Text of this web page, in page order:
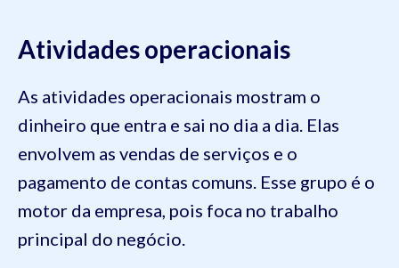
Atividades operacionais
As atividades operacionais mostram o
dinheiro que entra e sai no dia a dia. Elas
envolvem as vendas de serviços e o
pagamento de contas comuns. Esse grupo é o
motor da empresa, pois foca no trabalho
principal do negócio.